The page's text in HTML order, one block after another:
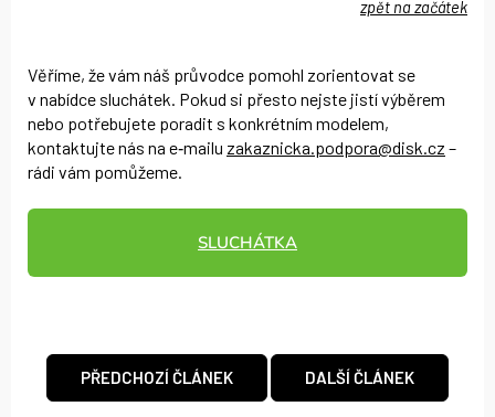
zpět na začátek
Věříme, že vám náš průvodce pomohl zorientovat se
v nabídce sluchátek. Pokud si přesto nejste jistí výběrem
nebo potřebujete poradit s konkrétním modelem,
kontaktujte nás na e‑mailu zakaznicka.podpora@disk.cz –
rádi vám pomůžeme.
SLUCHÁTKA
PŘEDCHOZÍ ČLÁNEK DALŠÍ ČLÁNEK